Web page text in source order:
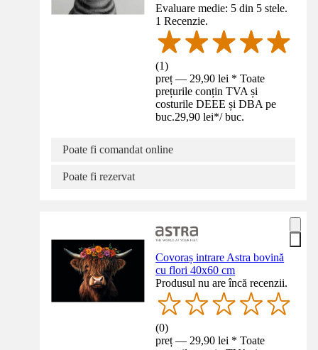
Evaluare medie: 5 din 5 stele.
1 Recenzie.
(1)
preț — 29,90 lei * Toate
prețurile conțin TVA și
costurile DEEE și DBA pe
buc.29,90 lei*/ buc.
Poate fi comandat online
Poate fi rezervat
Covoraș intrare Astra bovină
cu flori 40x60 cm
Produsul nu are încă recenzii.
(0)
preț — 29,90 lei * Toate